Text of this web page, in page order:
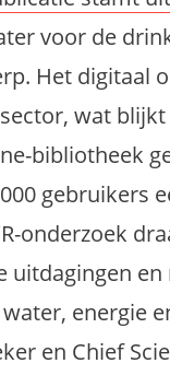
voor de
Het digitaal
wat
bibliotheek
gebruikers
onderzoek
uitdagingen
energie
en Chief